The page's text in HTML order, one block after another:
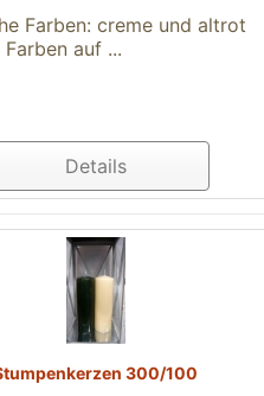
Farben: creme und altrot
auf ...
Details
300/100